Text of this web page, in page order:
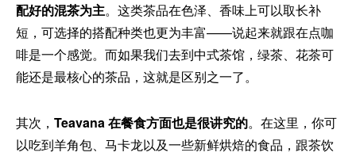
配好的混茶为主。这类茶品在色泽、香味上可以取长补
短，可选择的搭配种类也更为丰富——说起来就跟在点咖
啡是一个感觉。而如果我们去到中式茶馆，绿茶、花茶可
能还是最核心的茶品，这就是区别之一了。
其次， Teavana 在餐食方面也是很讲究的。在这里，你可
以吃到羊角包、马卡龙以及一些新鲜烘焙的食品，跟茶饮